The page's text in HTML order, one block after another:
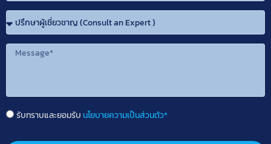
รับทราบและยอมรับ นโยบายความเป็นส่วนตัว*